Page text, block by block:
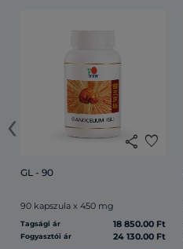
share favorite
GL - 90
90 kapszula x 450 mg
Tagsági ár 18 850.00 Ft
Fogyasztói ár 24 130.00 Ft
‹